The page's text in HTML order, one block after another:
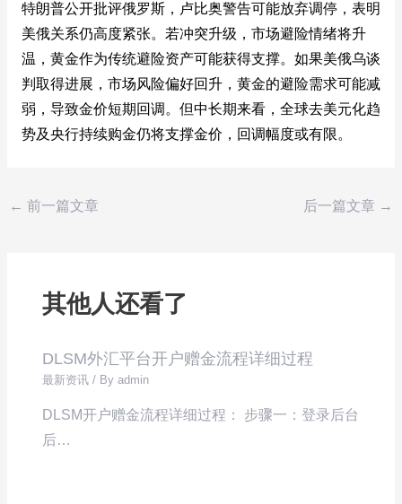
​特朗普公开批评俄罗斯，卢比奥警告可能放弃调停，表明
美俄关系仍高度紧张。若冲突升级，市场避险情绪将升
温，黄金作为传统避险资产可能获得支撑。如果美俄乌谈
判取得进展，市场风险偏好回升，黄金的避险需求可能减
弱，导致金价短期回调。但中长期来看，全球去美元化趋
势及央行持续购金仍将支撑金价，回调幅度或有限。
← 前一篇文章 后一篇文章 →
其他人还看了
DLSM外汇平台开户赠金流程详细过程
最新资讯 / Byadmin
DLSM开户赠金流程详细过程： 步骤一：登录后台
后…